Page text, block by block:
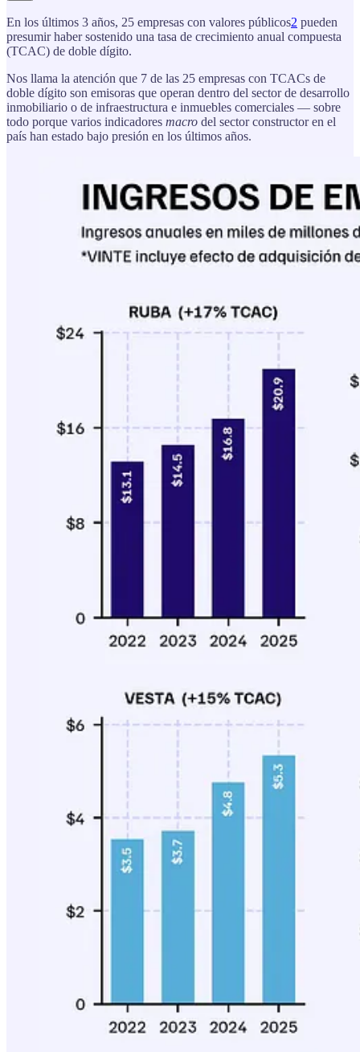
En los últimos 3 años, 25 empresas con valores públicos2 pueden
presumir haber sostenido una tasa de crecimiento anual compuesta
(TCAC) de doble dígito.
Nos llama la atención que 7 de las 25 empresas con TCACs de
doble dígito son emisoras que operan dentro del sector de desarrollo
inmobiliario o de infraestructura e inmuebles comerciales — sobre
todo porque varios indicadores macro del sector constructor en el
país han estado bajo presión en los últimos años.